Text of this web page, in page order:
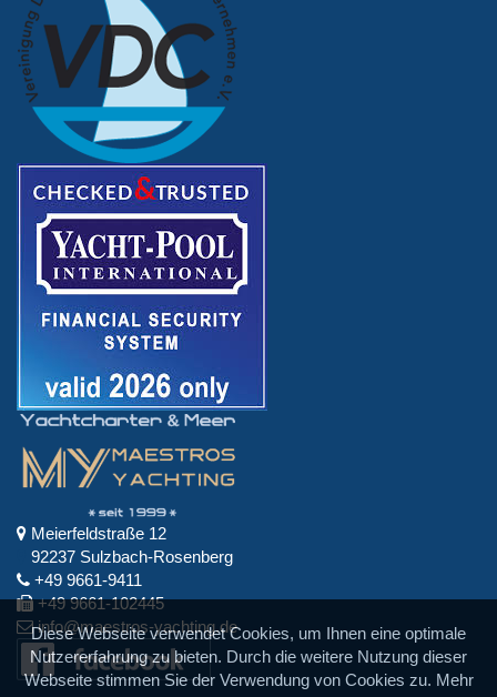
Meierfeldstraße 12
92237 Sulzbach-Rosenberg
+49 9661-9411
+49 9661-102445
info@maestros-yachting.de
Diese Webseite verwendet Cookies, um Ihnen eine optimale
Nutzererfahrung zu bieten. Durch die weitere Nutzung dieser
Webseite stimmen Sie der Verwendung von Cookies zu. Mehr